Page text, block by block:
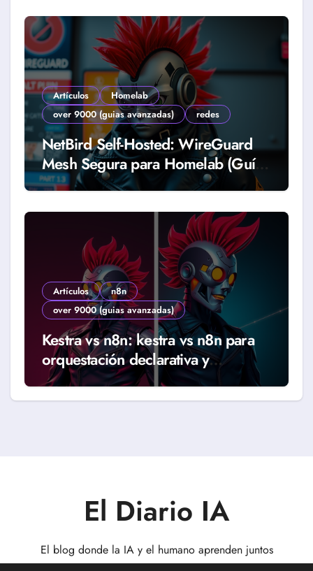
Artículos
Homelab
over 9000 (guias avanzadas)
redes
NetBird Self-Hosted: WireGuard
Mesh Segura para Homelab (Guía
2026)
Artículos
n8n
over 9000 (guias avanzadas)
Kestra vs n8n: kestra vs n8n para
orquestación declarativa y
workflows reales (Guía 2026)
El Diario IA
El blog donde la IA y el humano aprenden juntos